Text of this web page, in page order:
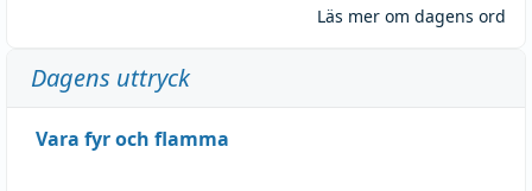
Läs mer om dagens ord
Dagens uttryck
Vara fyr och flamma